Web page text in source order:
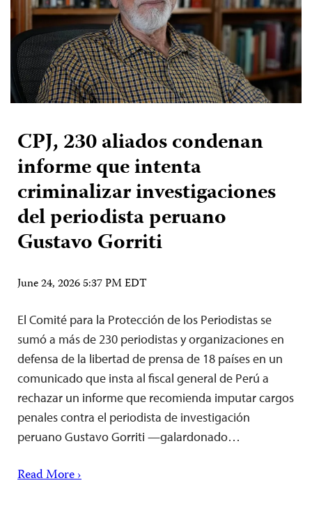
CPJ, 230 aliados condenan
informe que intenta
criminalizar investigaciones
del periodista peruano
Gustavo Gorriti
June 24, 2026 5:37 PM EDT
El Comité para la Protección de los Periodistas se
sumó a más de 230 periodistas y organizaciones en
defensa de la libertad de prensa de 18 países en un
comunicado que insta al fiscal general de Perú a
rechazar un informe que recomienda imputar cargos
penales contra el periodista de investigación
peruano Gustavo Gorriti —galardonado…
Read More ›